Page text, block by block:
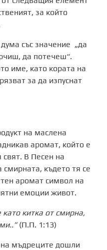
за който
със значение „да
да потечеш“.
име, като кората на
за да изпуснат
на маслена
аромат, който е
В Песен на
където тя се
аромат символ на
емоции живот.
китка от смирна,
(П.П. 1:13)
мъдреците дошли